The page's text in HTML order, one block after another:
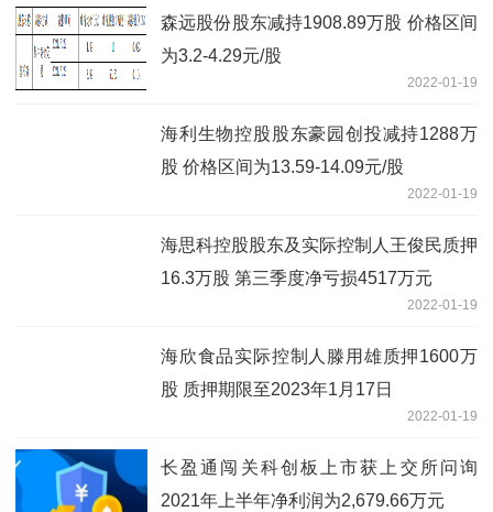
森远股份股东减持1908.89万股 价格区间
为3.2-4.29元/股
2022-01-19
海利生物控股股东豪园创投减持1288万
股 价格区间为13.59-14.09元/股
2022-01-19
海思科控股股东及实际控制人王俊民质押
16.3万股 第三季度净亏损4517万元
2022-01-19
海欣食品实际控制人滕用雄质押1600万
股 质押期限至2023年1月17日
2022-01-19
长盈通闯关科创板上市获上交所问询
2021年上半年净利润为2,679.66万元